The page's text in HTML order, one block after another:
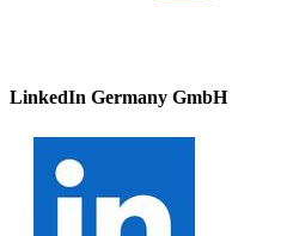
LinkedIn Germany GmbH